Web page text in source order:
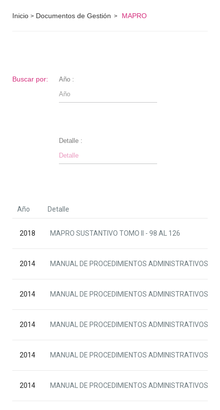
Inicio > Documentos de Gestión > MAPRO
Buscar por: Año :
Detalle :
Año Detalle
2018 MAPRO SUSTANTIVO TOMO II - 98 AL 126
2014 MANUAL DE PROCEDIMIENTOS ADMINISTRATIVOS
2014 MANUAL DE PROCEDIMIENTOS ADMINISTRATIVOS
2014 MANUAL DE PROCEDIMIENTOS ADMINISTRATIVOS
2014 MANUAL DE PROCEDIMIENTOS ADMINISTRATIVOS
2014 MANUAL DE PROCEDIMIENTOS ADMINISTRATIVOS